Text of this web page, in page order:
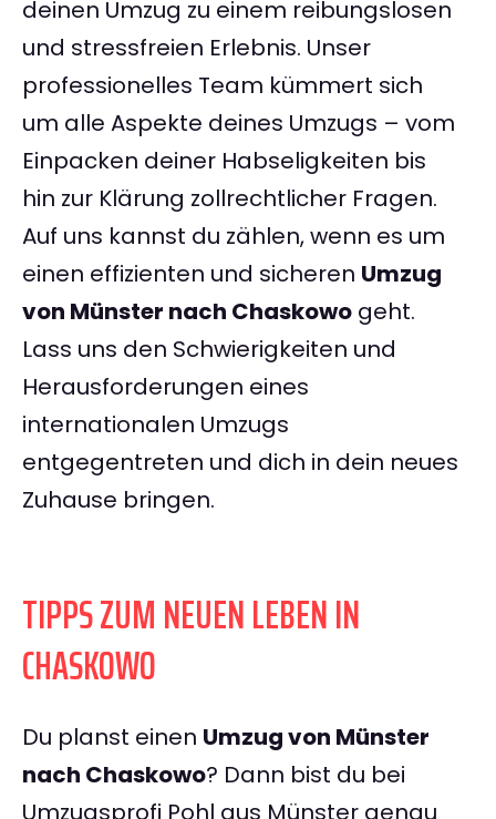
deinen Umzug zu einem reibungslosen
und stressfreien Erlebnis. Unser
professionelles Team kümmert sich
um alle Aspekte deines Umzugs – vom
Einpacken deiner Habseligkeiten bis
hin zur Klärung zollrechtlicher Fragen.
Auf uns kannst du zählen, wenn es um
einen effizienten und sicheren Umzug
von Münster nach Chaskowo geht.
Lass uns den Schwierigkeiten und
Herausforderungen eines
internationalen Umzugs
entgegentreten und dich in dein neues
Zuhause bringen.
TIPPS ZUM NEUEN LEBEN IN
CHASKOWO
Du planst einen Umzug von Münster
nach Chaskowo? Dann bist du bei